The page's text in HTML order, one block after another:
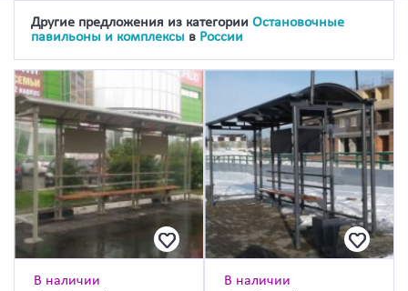
Другие предложения из категории Остановочные
павильоны и комплексы в России
В наличии
В наличии